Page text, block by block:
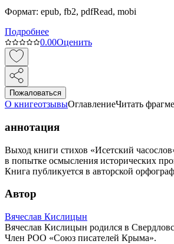
Формат: epub, fb2, pdfRead, mobi
Подробнее
0.00Оценить
Пожаловаться
О книгеотзывыОглавлениеЧитать
аннотация
Выход книги стихов «Исетский
в попытке осмысления исторических
Книга публикуется в авторской
Автор
Вячеслав Кислицын
Вячеслав Кислицын родился в
Член РОО «Союз писателей Крыма».